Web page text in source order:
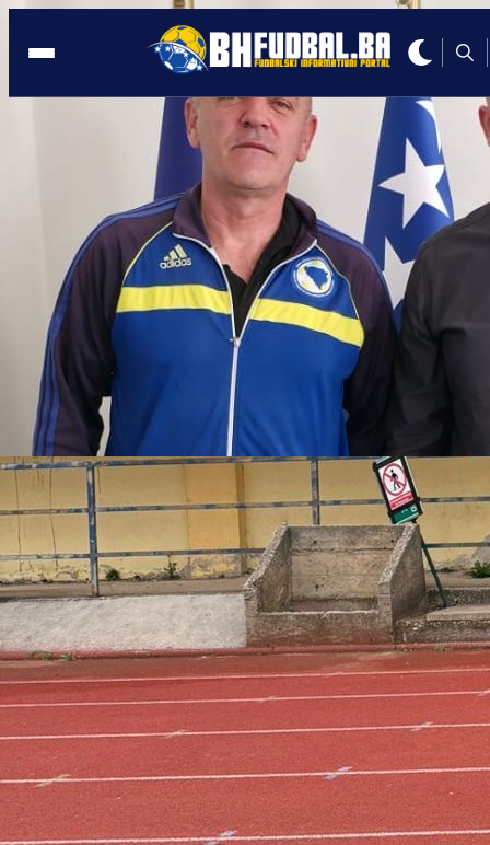
REPREZENTATIVCI
15:22, 28.05.2025
Nova generacija Zmajeva harala
Evropom: 16 šampiona, 7 trofeja i
buđenje pobjedničkog mentaliteta
Autor:
Redakcija
15:22, 28.05.2025